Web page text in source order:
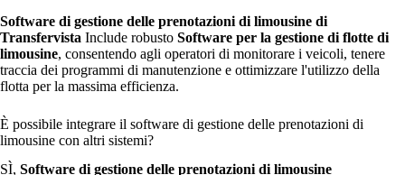
Software di gestione delle prenotazioni di limousine di
Transfervista Include robusto Software per la gestione di flotte di
limousine, consentendo agli operatori di monitorare i veicoli, tenere
traccia dei programmi di manutenzione e ottimizzare l'utilizzo della
flotta per la massima efficienza.
È possibile integrare il software di gestione delle prenotazioni di
limousine con altri sistemi?
SÌ, Software di gestione delle prenotazioni di limousine